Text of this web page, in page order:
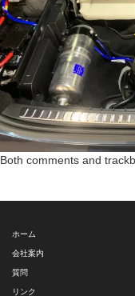
Both comments and
ホーム
会社案内
質問
リンク